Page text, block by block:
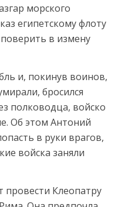
морского
египетскому флоту
в измену
и, покинув воинов,
бросился
полководца, войско
Об этом Антоний
в руки врагов,
войска заняли
провести Клеопатру